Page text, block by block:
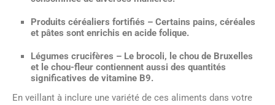
Produits céréaliers fortifiés – Certains pains, céréales
et pâtes sont enrichis en acide folique.
Légumes crucifères – Le brocoli, le chou de Bruxelles
et le chou-fleur contiennent aussi des quantités
significatives de vitamine B9.
En veillant à inclure une variété de ces aliments dans votre